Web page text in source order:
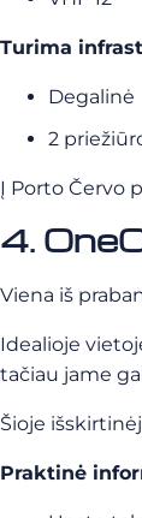
Turima
Degalinė
2
Į Porto Červo
4.
Viena iš
Idealioje
tačiau jame
Šioje
Praktinė